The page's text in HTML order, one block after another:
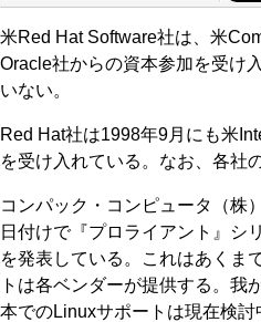
米Red Hat Software社は、米
Oracle社からの資本参加を受け
いない。
Red Hat社は1998年9月にも米
を受け入れている。なお、各社
コンパック・コンピュータ（株
日付けで『プロライアント』シ
を発表している。これはあくま
トは各ベンダーが提供する。我
本でのLinuxサポートは現在検討